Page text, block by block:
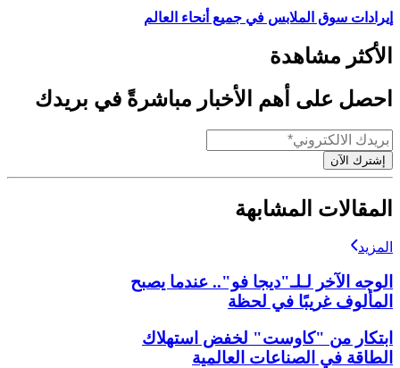
إيرادات سوق الملابس في جميع أنحاء العالم
الأكثر مشاهدة
احصل على أهم الأخبار مباشرةً في بريدك
إشترك الآن
المقالات المشابهة
المزيد
الوجه الآخر لـلـ"ديجا فو".. عندما يصبح
المألوف غريبًا في لحظة
ابتكار من "كاوست" لخفض استهلاك
الطاقة في الصناعات العالمية